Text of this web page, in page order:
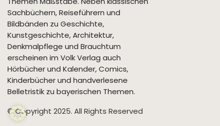
Sachbüchern, Reiseführern und
Bildbänden zu Geschichte,
Kunstgeschichte, Architektur,
Denkmalpflege und Brauchtum
erscheinen im Volk Verlag auch
Hörbücher und Kalender, Comics,
Kinderbücher und handverlesene
Belletristik zu bayerischen Themen.
© Copyright 2025. All Rights Reserved